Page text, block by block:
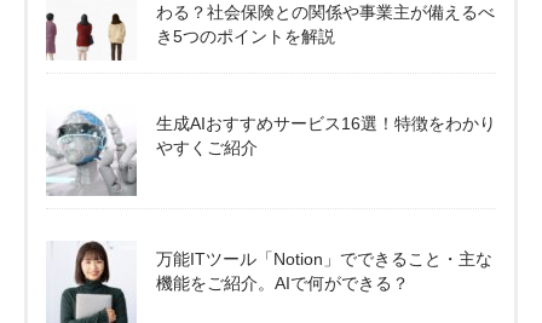
わる？社会保険との関係や事業主が備えるべ
き5つのポイントを解説
生成AIおすすめサービス16選！特徴をわかり
やすくご紹介
万能ITツール「Notion」でできること・主な
機能をご紹介。AIで何ができる？